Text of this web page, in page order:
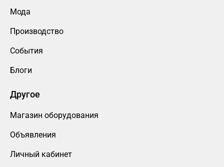
Мода
Производство
События
Блоги
Другое
Магазин оборудования
Объявления
Личный кабинет